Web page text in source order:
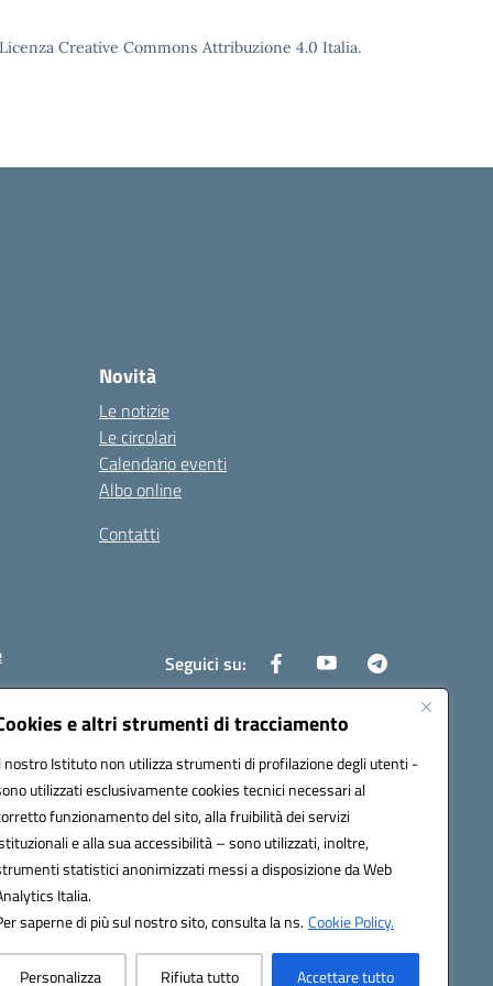
e altri strumenti di tracciamento
nostro Istituto non utilizza strumenti di profilazione degli utenti -
utilizzati esclusivamente cookies tecnici necessari al
funzionamento del sito, alla fruibilità dei servizi
e alla sua accessibilità – sono utilizzati, inoltre,
statistici anonimizzati messi a disposizione da Web
Italia.
saperne di più sul nostro sito, consulta la ns.Cookie Policy.
Personalizza Rifiuta tutto Accettare tutto
Creative Commons Attribuzione 4.0 Italia.
Novità
Le notizie
Le circolari
Calendario eventi
Albo online
Contatti
Seguici su: